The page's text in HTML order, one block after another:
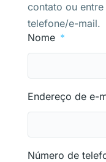
contato ou
telefone/e-mail.
Nome
Endereço de e-
Número de